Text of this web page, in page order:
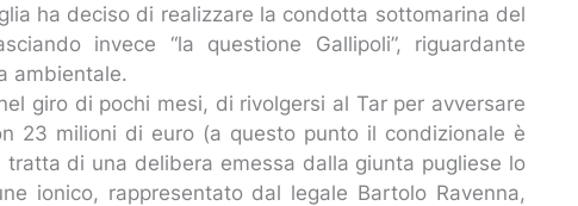
ha deciso di realizzare la condotta sottomarina del
invece “la questione Gallipoli”, riguardante
ambientale.
giro di pochi mesi, di rivolgersi al Tar per avversare
23 milioni di euro (a questo punto il condizionale è
di una delibera emessa dalla giunta pugliese lo
ionico, rappresentato dal legale Bartolo Ravenna,